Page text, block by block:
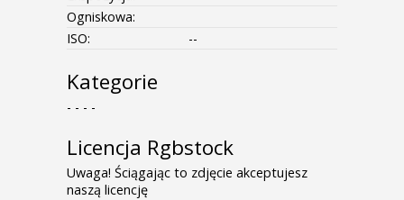
Ogniskowa:
ISO:
--
Kategorie
- - - -
Licencja Rgbstock
Uwaga! Ściągając to zdjęcie akceptujesz
naszą licencję